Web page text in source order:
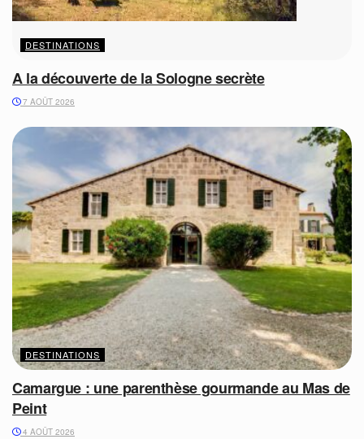
DESTINATIONS
A la découverte de la Sologne secrète
7 AOÛT 2026
DESTINATIONS
Camargue : une parenthèse gourmande au Mas de
Peint
4 AOÛT 2026